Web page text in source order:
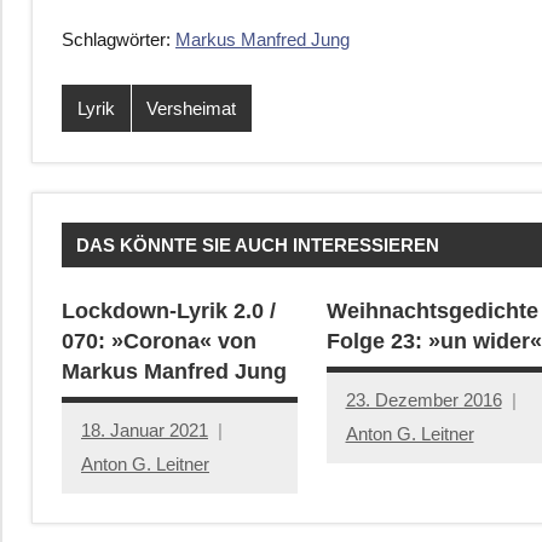
Schlagwörter: Markus Manfred Jung
Lyrik Versheimat
DAS KÖNNTE SIE AUCH INTERESSIEREN
Lockdown-Lyrik 2.0 /
070: »Corona« von
Markus Manfred Jung
18. Januar 2021
Anton G. Leitner
Weihnachtsgedichte
Folge 23: »un wider«
23. Dezember 2016
Anton G. Leitner